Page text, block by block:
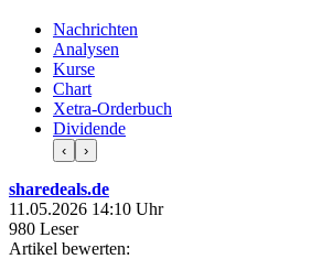
Nachrichten
Analysen
Kurse
Chart
Xetra-Orderbuch
Dividende
‹ ›
sharedeals.de
11.05.2026 14:10 Uhr
980 Leser
Artikel bewerten: